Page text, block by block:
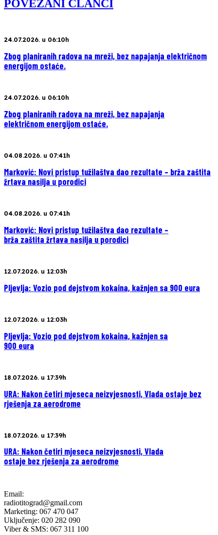
POVEZANI ČLANCI
24.07.2026. u 06:10h
Zbog planiranih radova na mreži, bez napajanja električnom
energijom ostaće.
24.07.2026. u 06:10h
Zbog planiranih radova na mreži, bez napajanja
električnom energijom ostaće.
04.08.2026. u 07:41h
Marković: Novi pristup tužilaštva dao rezultate – brža zaštita
žrtava nasilja u porodici
04.08.2026. u 07:41h
Marković: Novi pristup tužilaštva dao rezultate –
brža zaštita žrtava nasilja u porodici
12.07.2026. u 12:03h
Pljevlja: Vozio pod dejstvom kokaina, kažnjen sa 900 eura
12.07.2026. u 12:03h
Pljevlja: Vozio pod dejstvom kokaina, kažnjen sa
900 eura
18.07.2026. u 17:39h
URA: Nakon četiri mjeseca neizvjesnosti, Vlada ostaje bez
rješenja za aerodrome
18.07.2026. u 17:39h
URA: Nakon četiri mjeseca neizvjesnosti, Vlada
ostaje bez rješenja za aerodrome
Email:
radiotitograd@gmail.com
Marketing: 067 470 047
Uključenje: 020 282 090
Viber & SMS: 067 311 100